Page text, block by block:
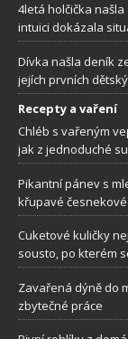
4letá holčička
intuici dokázala
Dívka našla deník
jejích prvních
Recepty a vaření
Chléb s vařeným
jak z jednoduché
Pikantní pánev s
křupavé
Cuketové kuličky
sousto, po kterém
Zavařená dýně do
zbytečné práce